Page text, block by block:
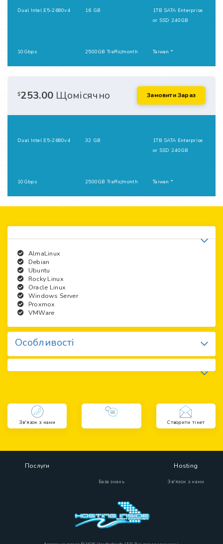
Dual Intel E5-2680v4 16 GB
1TB SATA Enterprise
or SSD 240GB
10Gbps 2500GB Traffic/month Taiwan *
$253.00 Щомісячно Замовити Зараз
Dual Intel E5-2680v4 32 GB
1TB SATA Enterprise
or SSD 240GB
10Gbps 2500GB Traffic/month Taiwan *
AlmaLinux
Debian
Ubuntu
Rocky Linux
Oracle Linux
Windows Server
Proxmox
VMWare
Особливості
Зв'язок з нами Створити тікет
Послуги
База знань
Hosting
Зв'язок з нами